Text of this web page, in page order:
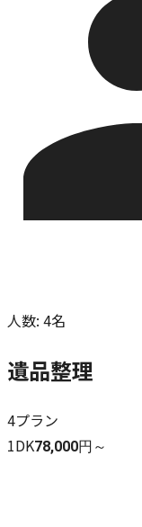
人数: 4名
遺品整理
4プラン
1DK78,000円～